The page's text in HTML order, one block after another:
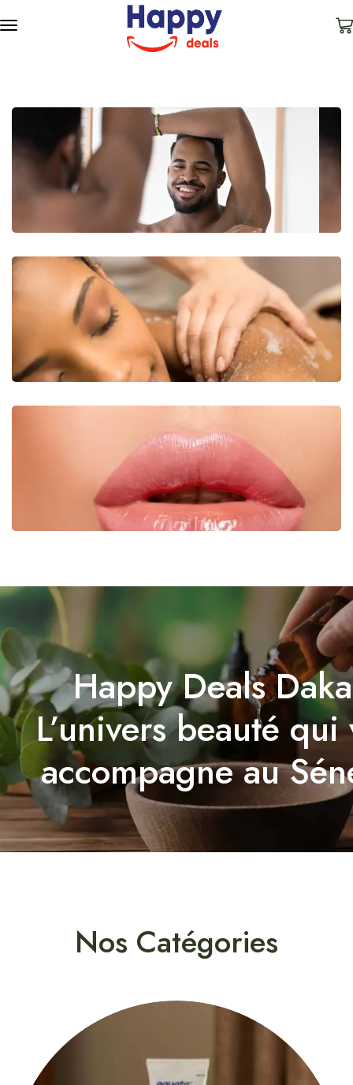
soin des lèvres
VOIR PRODUITS
Happy Deals
L’univers beauté qui
accompagne au
Nos Catégories